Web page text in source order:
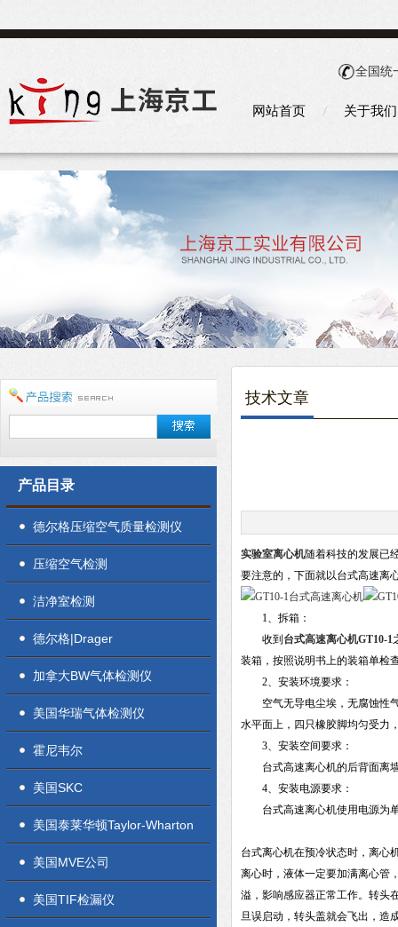
全国统
网站首页 关于我们
产品目录
德尔格压缩空气质量检测仪
压缩空气检测
洁净室检测
德尔格|Drager
加拿大BW气体检测仪
美国华瑞气体检测仪
霍尼韦尔
美国SKC
美国泰莱华顿Taylor-Wharton
美国MVE公司
美国TIF检漏仪
技术文章
实验室离心机随着科技的发展已
要注意的，下面就以台式高速离
1、拆箱：
收到 台式高速离心机GT10-1
装箱，按照说明书上的装箱单检
2、安装环境要求：
空气无导电尘埃，无腐蚀性
水平面上，四只橡胶脚均匀受力
3、安装空间要求：
台式高速离心机的后背面离
4、安装电源要求：
台式高速离心机使用电源为
台式离心机在预冷状态时，离心
离心时，液体一定要加满离心管
溢，影响感应器正常工作。转头
旦误启动，转头盖就会飞出，造